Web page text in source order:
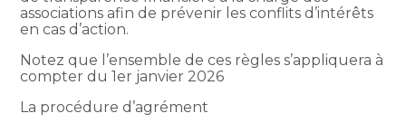
associations afin de prévenir les conflits d’intérêts
en cas d’action.
Notez que l’ensemble de ces règles s’appliquera à
compter du 1er janvier 2026
La procédure d’agrément